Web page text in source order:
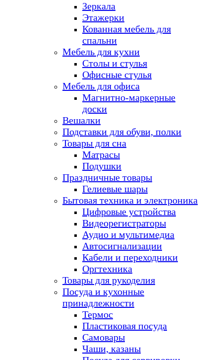
Зеркала
Этажерки
Кованная мебель для
спальни
Мебель для кухни
Столы и стулья
Офисные стулья
Мебель для офиса
Магнитно-маркерные
доски
Вешалки
Подставки для обуви, полки
Товары для сна
Матрасы
Подушки
Праздничные товары
Гелиевые шары
Бытовая техника и электроника
Цифровые устройства
Видеорегистраторы
Аудио и мультимедиа
Автосигнализации
Кабели и переходники
Оргтехника
Товары для рукоделия
Посуда и кухонные
принадлежности
Термос
Пластиковая посуда
Самовары
Чаши, казаны